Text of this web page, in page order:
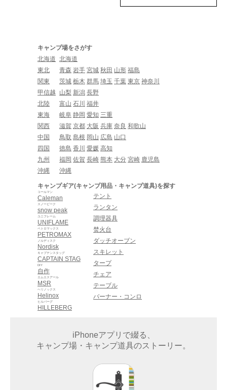
キャンプ場をさがす
北海道 北海道
東北
青森 岩手 宮城 秋田 山形 福島
関東
茨城 栃木 群馬 埼玉 千葉 東京 神奈川
甲信越
山梨 新潟 長野
北陸
富山 石川 福井
東海
岐阜 静岡 愛知 三重
関西
滋賀 京都 大阪 兵庫 奈良 和歌山
中国
鳥取 島根 岡山 広島 山口
四国
徳島 香川 愛媛 高知
九州
福岡 佐賀 長崎 熊本 大分 宮崎 鹿児島
沖縄
沖縄
キャンプギア(キャンプ用品・キャンプ道具)を探す
Caleman
コールマン
snow peak
スノーピーク
UNIFLAME
ユニフレーム
PETROMAX
ペトロマックス
Nordisk
ノルディスク
CAPTAIN STAG
キャプテンスタッグ
自作
DIY
MSR
エムエスアール
Helinox
ヘリノックス
HILLEBERG
ヒルバーグ
テント
ランタン
調理器具
焚火台
ダッチオーブン
スキレット
タープ
チェア
テーブル
バーナー・コンロ
iPhoneアプリで綴る、
キャンプ場・キャンプ道具のストーリー。